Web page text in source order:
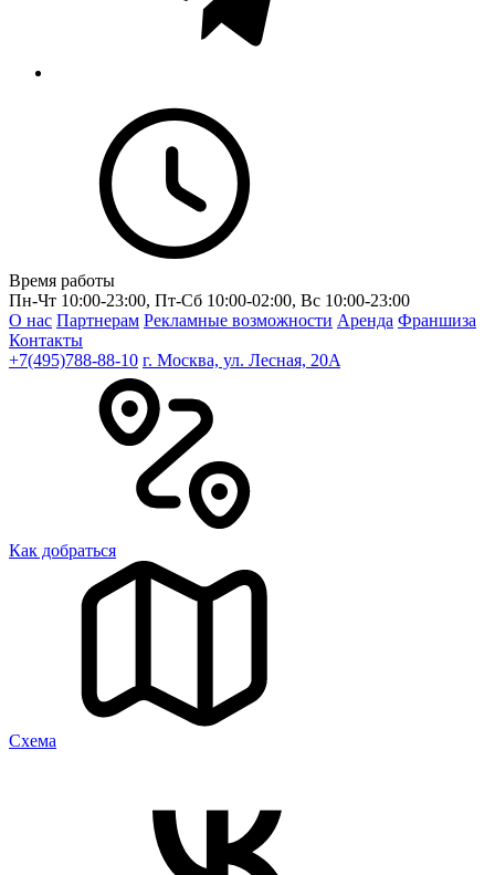
Время работы
Пн-Чт 10:00-23:00, Пт-Сб 10:00-02:00, Вс 10:00-23:00
О нас Партнерам Рекламные возможности Аренда Франшиза
Контакты
+7(495)788-88-10 г. Москва, ул. Лесная, 20A
Как добраться
Cхема